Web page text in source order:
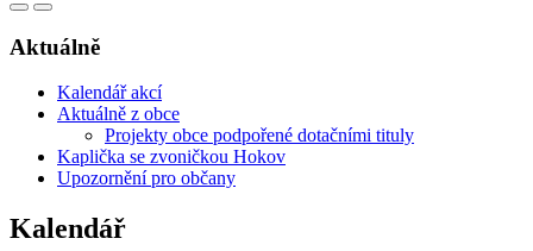
Aktuálně
Kalendář akcí
Aktuálně z obce
Projekty obce podpořené dotačními tituly
Kaplička se zvoničkou Hokov
Upozornění pro občany
Kalendář